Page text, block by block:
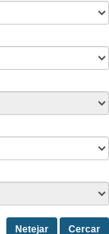
Netejar Cercar